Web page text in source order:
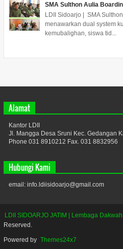
SMA Sulthon Aulia
LDII Sidoarjo | SMA
menawarkan dual system
kemubalighan, siswa tid...
Alamat
Kantor LDII
Jl. Mangga Desa Sruni Kec. Gedangan
Phone 031 8910212 Fax. 031 8832956
Hubungi Kami
email: info.ldiisidoarjo@gmail.com
LDII SIDOARJO JATIM | Lembaga
Reserved.
Powered by Themes24x7